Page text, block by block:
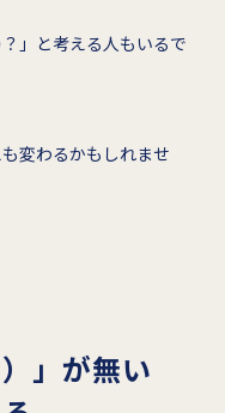
」と考える人もいるで
変わるかもしれませ
」が無い